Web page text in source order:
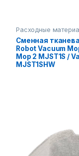
Расходные
Сменная
Robot Vacuum
Mop 2 MJST1S /
MJST1SHW